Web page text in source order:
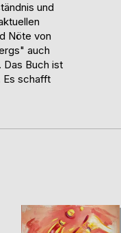
und
Nöte von
auch
Das Buch ist
Es schafft